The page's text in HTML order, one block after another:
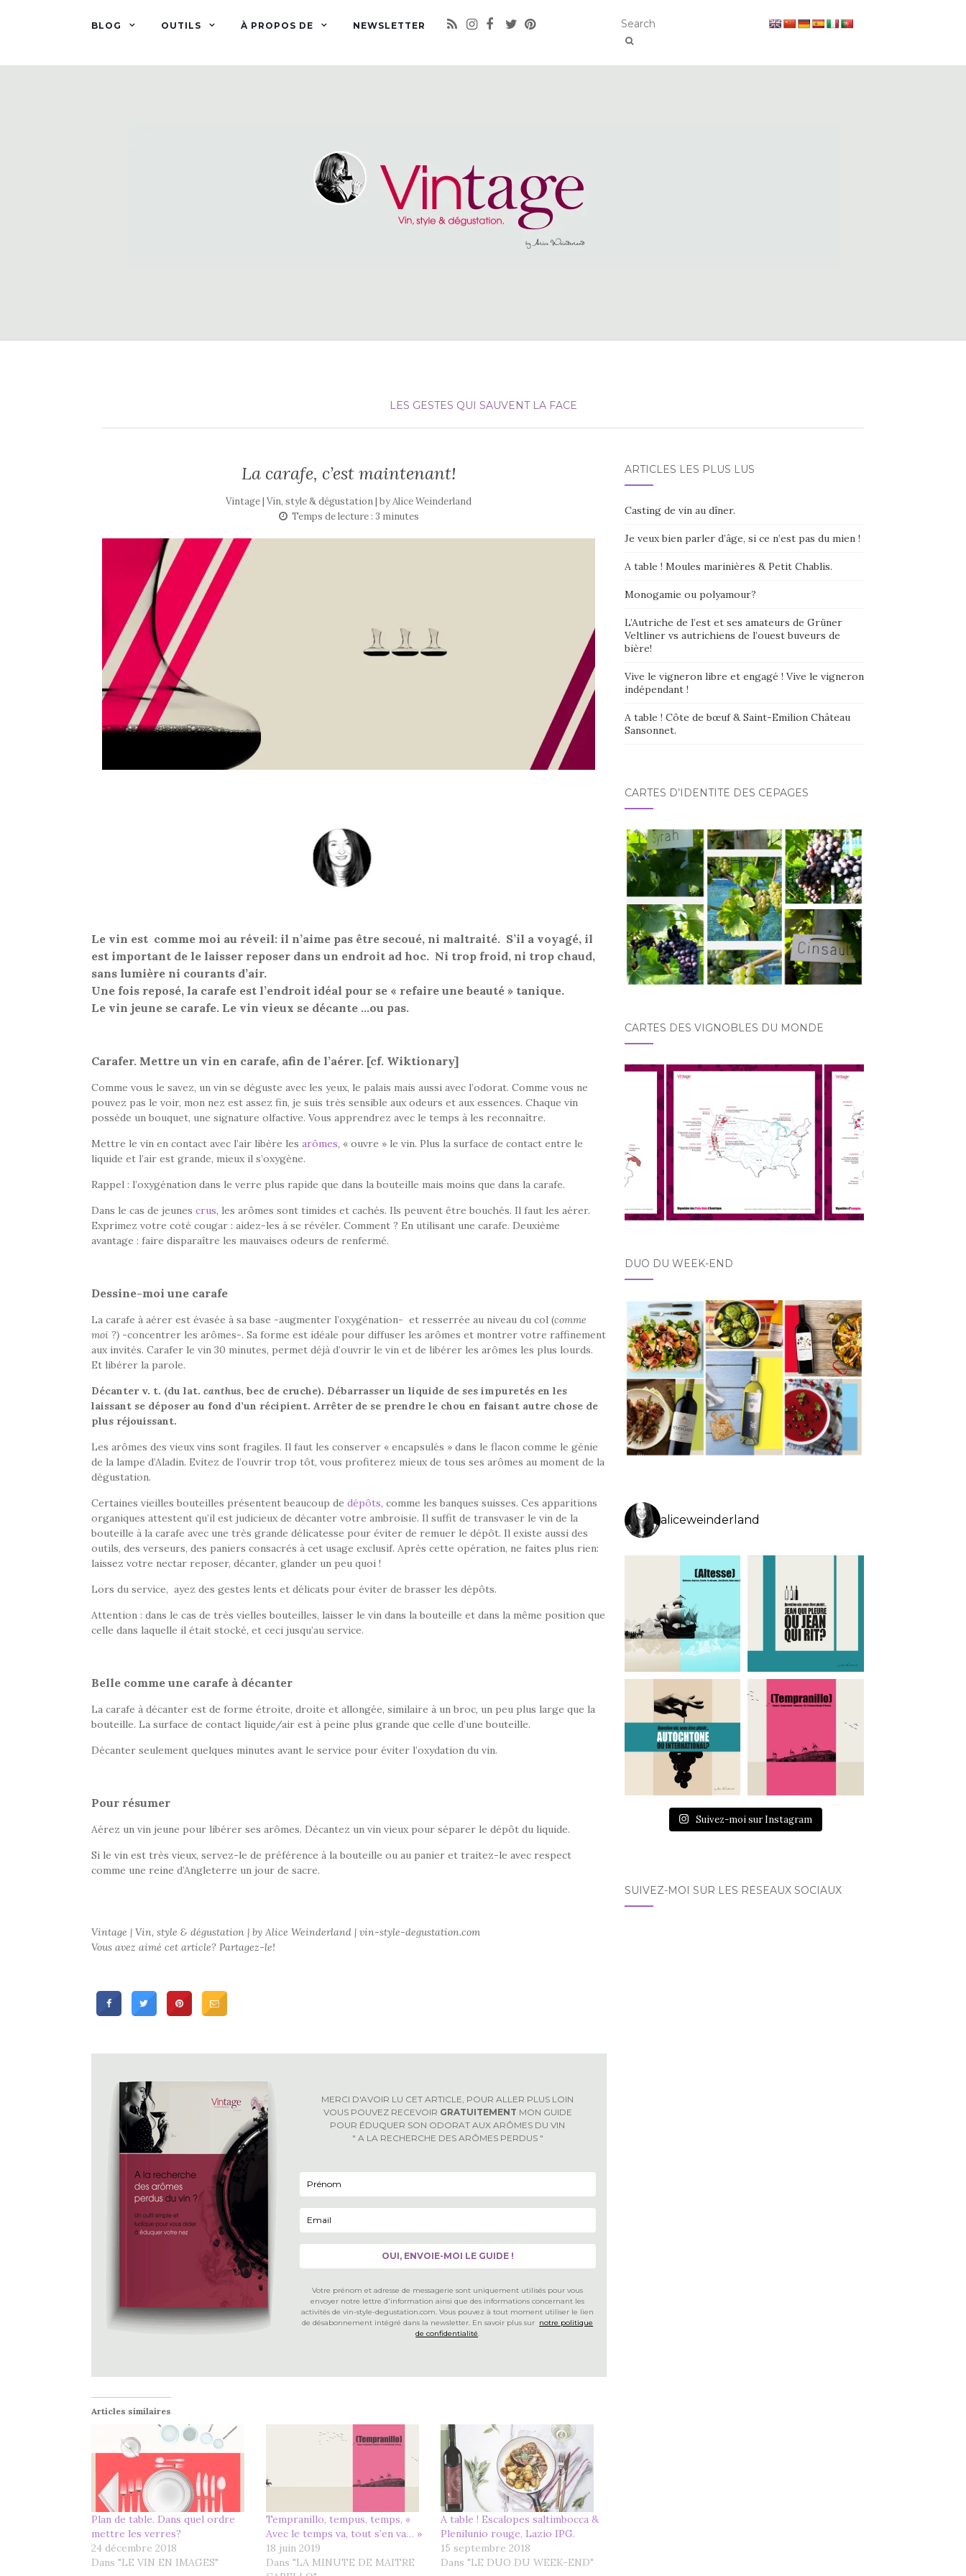
BLOG OUTILS À PROPOS DE NEWSLETTER
LES GESTES QUI SAUVENT LA FACE
La carafe, c’est maintenant!
Vintage | Vin, style & dégustation | byAlice Weinderland
Temps de lecture : 3 minutes
Le vin est comme moi au réveil: il n’aime pas être secoué, ni maltraité. S’il a voyagé, il
est important de le laisser reposer dans un endroit ad hoc. Ni trop froid, ni trop chaud,
sans lumière ni courants d’air.
Une fois reposé, la carafe est l’endroit idéal pour se « refaire une beauté » tanique.
Le vin jeune se carafe. Le vin vieux se décante …ou pas.
Carafer. Mettre un vin en carafe, afin de l’aérer. [cf. Wiktionary]
Comme vous le savez, un vin se déguste avec les yeux, le palais mais aussi avec l’odorat. Comme vous ne
pouvez pas le voir, mon nez est assez fin, je suis très sensible aux odeurs et aux essences. Chaque vin
possède un bouquet, une signature olfactive. Vous apprendrez avec le temps à les reconnaître.
Mettre le vin en contact avec l’air libère les arômes, « ouvre » le vin. Plus la surface de contact entre le
liquide et l’air est grande, mieux il s’oxygène.
Rappel : l’oxygénation dans le verre plus rapide que dans la bouteille mais moins que dans la carafe.
Dans le cas de jeunes crus, les arômes sont timides et cachés. Ils peuvent être bouchés. Il faut les aérer.
Exprimez votre coté cougar : aidez-les à se révéler. Comment ? En utilisant une carafe. Deuxième
avantage : faire disparaître les mauvaises odeurs de renfermé.
Dessine-moi une carafe
La carafe à aérer est évasée à sa base -augmenter l’oxygénation- et resserrée au niveau du col (comme
moi ?) -concentrer les arômes-. Sa forme est idéale pour diffuser les arômes et montrer votre raffinement
aux invités. Carafer le vin 30 minutes, permet déjà d’ouvrir le vin et de libérer les arômes les plus lourds.
Et libérer la parole.
Décanter v. t. (du lat. canthus, bec de cruche). Débarrasser un liquide de ses impuretés en les
laissant se déposer au fond d’un récipient. Arrêter de se prendre le chou en faisant autre chose de
plus réjouissant.
Les arômes des vieux vins sont fragiles. Il faut les conserver « encapsulés » dans le flacon comme le génie
de la lampe d’Aladin. Evitez de l’ouvrir trop tôt, vous profiterez mieux de tous ses arômes au moment de la
dégustation.
Certaines vieilles bouteilles présentent beaucoup de dépôts, comme les banques suisses. Ces apparitions
organiques attestent qu’il est judicieux de décanter votre ambroisie. Il suffit de transvaser le vin de la
bouteille à la carafe avec une très grande délicatesse pour éviter de remuer le dépôt. Il existe aussi des
outils, des verseurs, des paniers consacrés à cet usage exclusif. Après cette opération, ne faites plus rien:
laissez votre nectar reposer, décanter, glander un peu quoi !
Lors du service, ayez des gestes lents et délicats pour éviter de brasser les dépôts.
Attention : dans le cas de très vielles bouteilles, laisser le vin dans la bouteille et dans la même position que
celle dans laquelle il était stocké, et ceci jusqu’au service.
Belle comme une carafe à décanter
La carafe à décanter est de forme étroite, droite et allongée, similaire à un broc, un peu plus large que la
bouteille. La surface de contact liquide/air est à peine plus grande que celle d’une bouteille.
Décanter seulement quelques minutes avant le service pour éviter l’oxydation du vin.
Pour résumer
Aérez un vin jeune pour libérer ses arômes. Décantez un vin vieux pour séparer le dépôt du liquide.
Si le vin est très vieux, servez-le de préférence à la bouteille ou au panier et traitez-le avec respect
comme une reine d’Angleterre un jour de sacre.
Vintage | Vin, style & dégustation | by Alice Weinderland | vin-style-degustation.com
Vous avez aimé cet article? Partagez-le!
MERCI D'AVOIR LU CET ARTICLE, POUR ALLER PLUS LOIN
VOUS POUVEZ RECEVOIR GRATUITEMENT MON GUIDE
POUR ÉDUQUER SON ODORAT AUX ARÔMES DU VIN
" A LA RECHERCHE DES ARÔMES PERDUS "
Votre prénom et adresse de messagerie sont uniquement utilisés pour vous
envoyer notre lettre d'information ainsi que des informations concernant les
activités de vin-style-degustation.com. Vous pouvez à tout moment utiliser le lien
de désabonnement intégré dans la newsletter. En savoir plus sur notre politique
de confidentialité
Articles similaires
Plan de table. Dans quel ordre
mettre les verres?
24 décembre 2018
Dans "LE VIN EN IMAGES"
Tempranillo, tempus, temps, «
Avec le temps va, tout s’en va… »
18 juin 2019
Dans "LA MINUTE DE MAITRE
A table ! Escalopes saltimbocca &
Plenilunio rouge, Lazio IPG.
15 septembre 2018
Dans "LE DUO DU WEEK-END"
ARTICLES LES PLUS LUS
Casting de vin au dîner.
Je veux bien parler d’âge, si ce n’est pas du mien !
A table ! Moules marinières & Petit Chablis.
Monogamie ou polyamour?
L’Autriche de l’est et ses amateurs de Grüner
Veltliner vs autrichiens de l’ouest buveurs de
bière!
Vive le vigneron libre et engagé ! Vive le vigneron
indépendant !
A table ! Côte de bœuf & Saint-Emilion Château
Sansonnet.
CARTES D’IDENTITÉ DES CÉPAGES
CARTES DES VIGNOBLES DU MONDE
DUO DU WEEK-END
aliceweinderland
Suivez-moi sur Instagram
SUIVEZ-MOI SUR LES RÉSEAUX SOCIAUX